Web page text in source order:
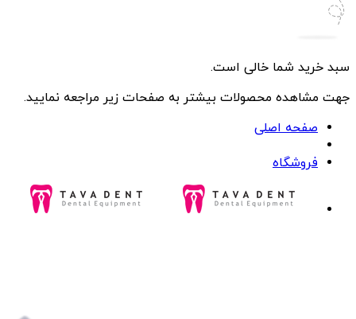
سبد خرید شما خالی است.
جهت مشاهده محصولات بیشتر به صفحات زیر مراجعه نمایید.
صفحه اصلی
فروشگاه